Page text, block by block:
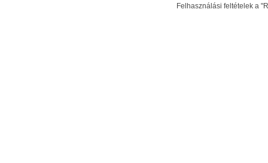
Felhasználási feltételek a